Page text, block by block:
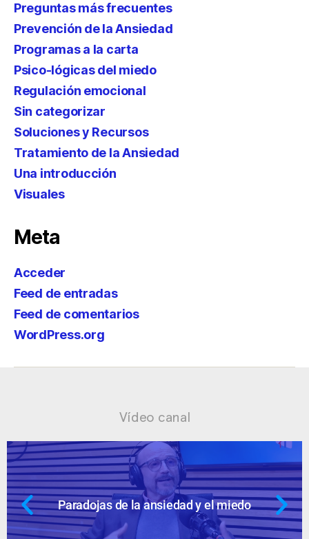
Preguntas más frecuentes
Prevención de la Ansiedad
Programas a la carta
Psico-lógicas del miedo
Regulación emocional
Sin categorizar
Soluciones y Recursos
Tratamiento de la Ansiedad
Una introducción
Visuales
Meta
Acceder
Feed de entradas
Feed de comentarios
WordPress.org
Vídeo canal
Ansiedad: supuestos